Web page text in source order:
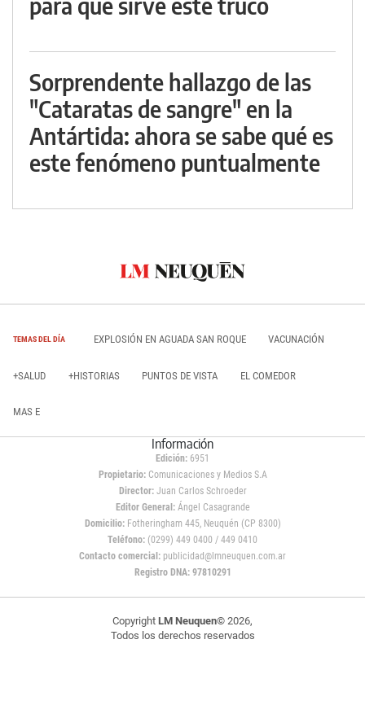
Sorprendente hallazgo de las
"Cataratas de sangre" en la
Antártida: ahora se sabe qué es
este fenómeno puntualmente
TEMAS DEL DÍA EXPLOSIÓN EN AGUADA SAN ROQUE VACUNACIÓN
+SALUD +HISTORIAS PUNTOS DE VISTA EL COMEDOR
MAS E
Información
Edición: 6951
Propietario:Comunicaciones y Medios S.A
Director: Juan Carlos Schroeder
Editor General:Ángel Casagrande
Domicilio:Fotheringham 445, Neuquén (CP 8300)
Teléfono: (0299) 449 0400 / 449 0410
Contacto comercial: publicidad@lmneuquen.com.ar
Registro DNA: 97810291
Copyright LM Neuquen© 2026,
Todos los derechos reservados